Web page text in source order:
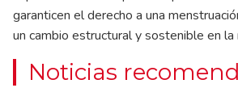
garanticen el derecho a una
un cambio estructural y sostenible en la
Noticias